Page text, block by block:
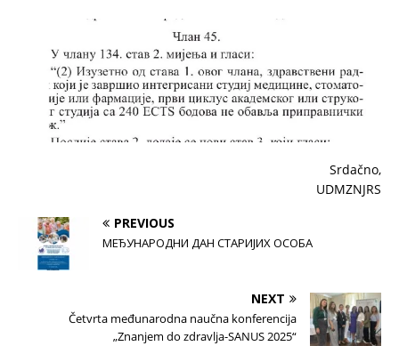
Srdačno,
UDMZNJRS
PREVIOUS
МЕЂУНАРОДНИ ДАН СТАРИЈИХ ОСОБА
NEXT
Četvrta međunarodna naučna konferencija
„Znanjem do zdravlja-SANUS 2025“